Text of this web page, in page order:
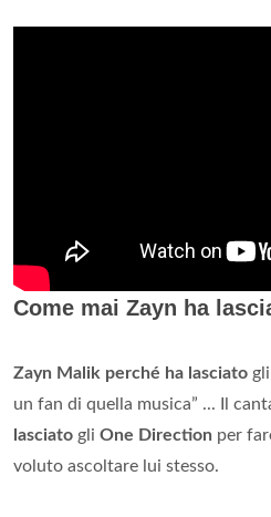
Come mai Zayn ha
Zayn Malik perché ha lasciato gli
un fan di quella musica” ... Il
lasciato gli One Direction per
voluto ascoltare lui stesso.